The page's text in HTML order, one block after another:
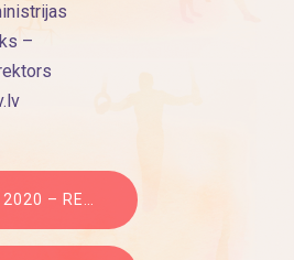
–
REZULTĀTI